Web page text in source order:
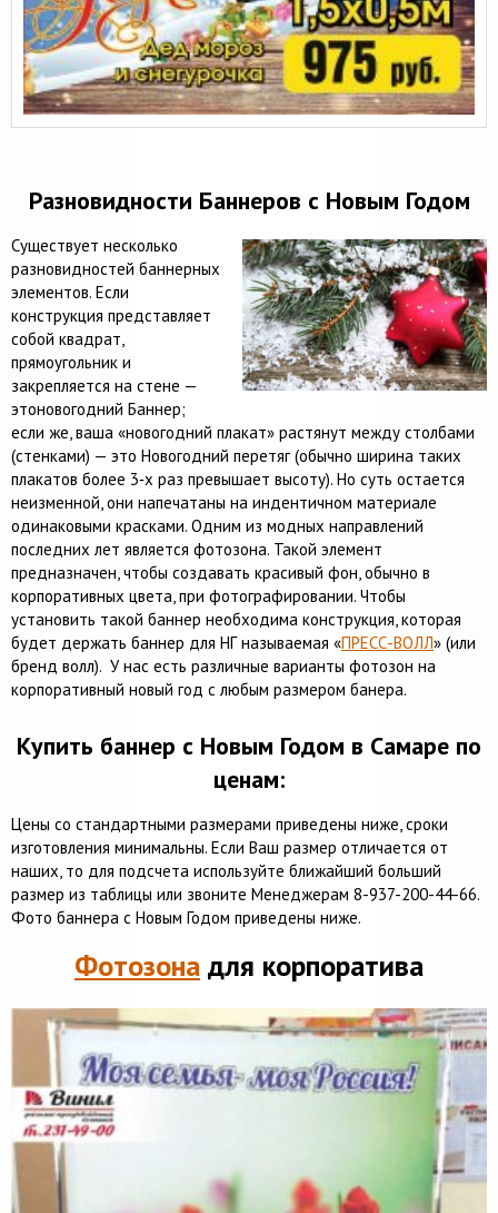
Разновидности Баннеров с Новым Годом
Существует несколько
разновидностей баннерных
элементов. Если
конструкция представляет
собой квадрат,
прямоугольник и
закрепляется на стене —
этоновогодний Баннер;
если же, ваша «новогодний плакат» растянут между столбами
(стенками) — это Новогодний перетяг (обычно ширина таких
плакатов более 3‐х раз превышает высоту). Но суть остается
неизменной, они напечатаны на индентичном материале
одинаковыми красками. Одним из модных направлений
последних лет является фотозона. Такой элемент
предназначен, чтобы создавать красивый фон, обычно в
корпоративных цвета, при фотографировании. Чтобы
установить такой баннер необходима конструкция, которая
будет держать баннер для НГ называемая «ПРЕСС-ВОЛЛ» (или
бренд волл). У нас есть различные варианты фотозон на
корпоративный новый год с любым размером банера.
Купить баннер с Новым Годом в Самаре по
ценам:
Цены со стандартными размерами приведены ниже, сроки
изготовления минимальны. Если Ваш размер отличается от
наших, то для подсчета используйте ближайший больший
размер из таблицы или звоните Менеджерам 8-937-200-44-66.
Фото баннера с Новым Годом приведены ниже.
Фотозона для корпоратива